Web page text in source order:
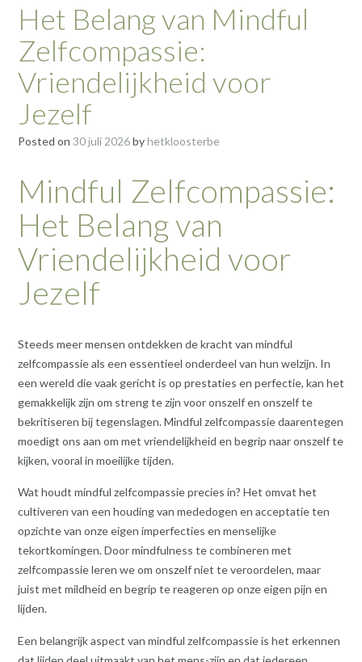
Het Belang van Mindful
Zelfcompassie:
Vriendelijkheid voor
Jezelf
Posted on 30 juli 2026byhetkloosterbe
Mindful Zelfcompassie:
Het Belang van
Vriendelijkheid voor
Jezelf
Steeds meer mensen ontdekken de kracht van mindful
zelfcompassie als een essentieel onderdeel van hun welzijn. In
een wereld die vaak gericht is op prestaties en perfectie, kan het
gemakkelijk zijn om streng te zijn voor onszelf en onszelf te
bekritiseren bij tegenslagen. Mindful zelfcompassie daarentegen
moedigt ons aan om met vriendelijkheid en begrip naar onszelf te
kijken, vooral in moeilijke tijden.
Wat houdt mindful zelfcompassie precies in? Het omvat het
cultiveren van een houding van mededogen en acceptatie ten
opzichte van onze eigen imperfecties en menselijke
tekortkomingen. Door mindfulness te combineren met
zelfcompassie leren we om onszelf niet te veroordelen, maar
juist met mildheid en begrip te reageren op onze eigen pijn en
lijden.
Een belangrijk aspect van mindful zelfcompassie is het erkennen